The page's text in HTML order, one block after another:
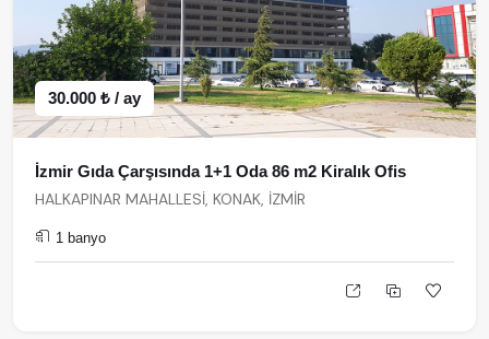
30.000 ₺ / ay
İzmir Gıda Çarşısında 1+1 Oda 86 m2 Kiralık Ofis
HALKAPINAR MAHALLESİ, KONAK, İZMİR
1 banyo